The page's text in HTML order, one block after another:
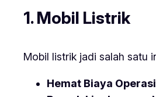
1. Mobil Listrik
Mobil listrik jadi salah satu
Hemat Biaya